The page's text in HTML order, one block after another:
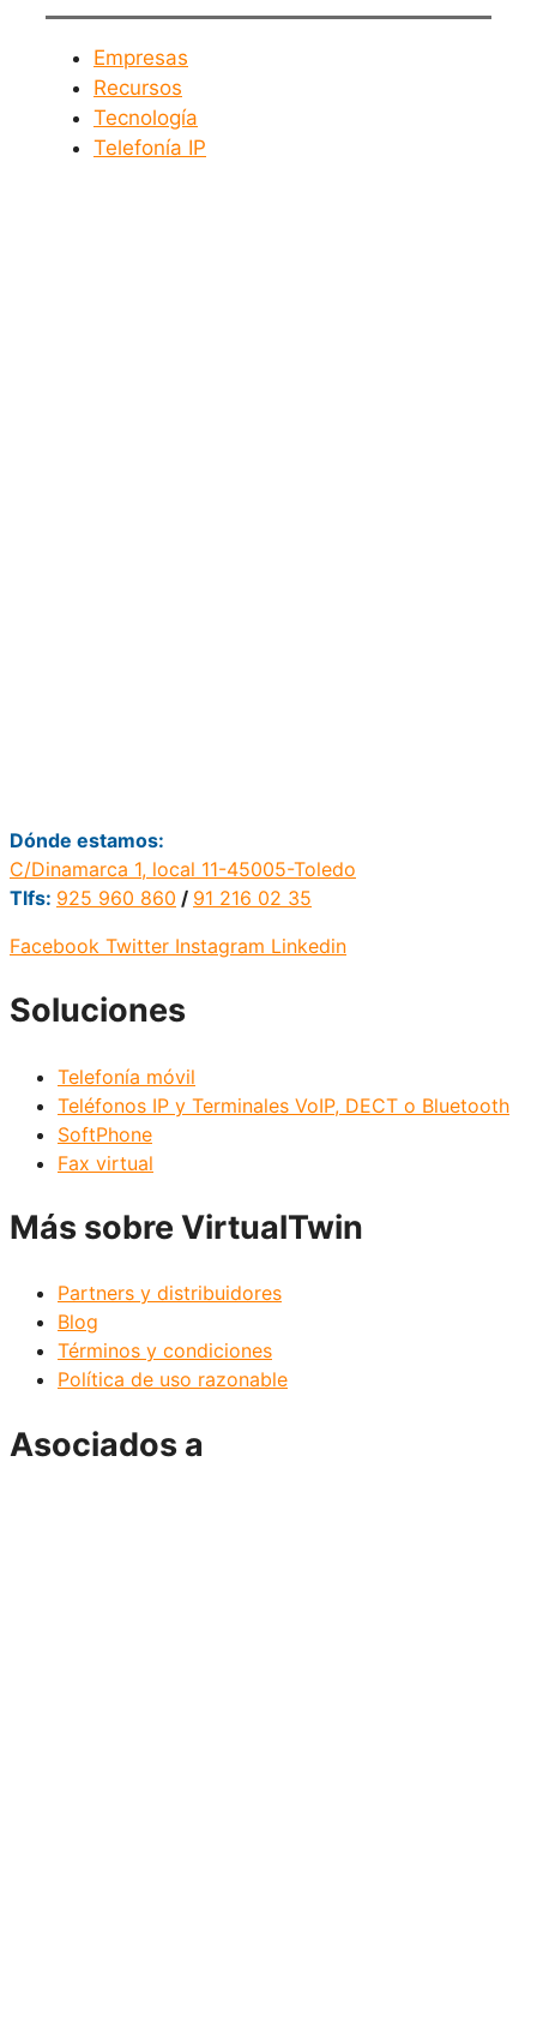
Empresas
Recursos
Tecnología
Telefonía IP
Dónde estamos:
C/Dinamarca 1, local 11-45005-Toledo
Tlfs: 925 960 860 / 91 216 02 35
Facebook Twitter Instagram Linkedin
Soluciones
Telefonía móvil
Teléfonos IP y Terminales VoIP, DECT o Bluetooth
SoftPhone
Fax virtual
Más sobre VirtualTwin
Partners y distribuidores
Blog
Términos y condiciones
Política de uso razonable
Asociados a